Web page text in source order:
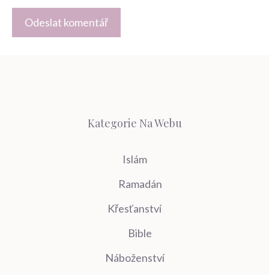
Kategorie Na Webu
Islám
Ramadán
Křesťanství
Bible
Náboženství